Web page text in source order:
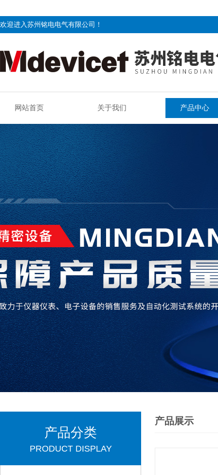
欢迎进入苏州铭电电气有限公司！
网站首页 关于我们 产品中心
产品分类
PRODUCT DISPLAY
产品展示